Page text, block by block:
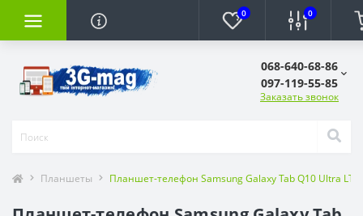
0 0
068-640-68-86
097-119-55-85
Заказать звонок
Планшеты Планшет-телефон Samsung Galaxy Tab Q10 Ultra